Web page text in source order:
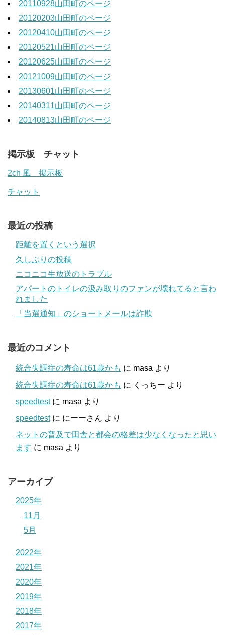
20110928山田町のページ
20120203山田町のページ
20120410山田町のページ
20120521山田町のページ
20120625山田町のページ
20121009山田町のページ
20130601山田町のページ
20140311山田町のページ
20140813山田町のページ
掲示板 チャット
2ch 風 掲示板
チャット
最近の投稿
距離を置くという選択
久しぶりの投稿
ニコニコ生放送のトラブル
アパートのトイレの汲み取りのファンが壊れてると言わ
れました
「当選通知」のショートメールは詐欺
最近のコメント
統合失調症の寿命は61歳かも に masa より
統合失調症の寿命は61歳かも に くっちー より
speedtestに masa より
speedtestに にーーさん より
ネットの普及で田舎と都会の格差は少なくなったと思い
ます に masa より
アーカイブ
2025年
11月
5月
2022年
2021年
2020年
2019年
2018年
2017年